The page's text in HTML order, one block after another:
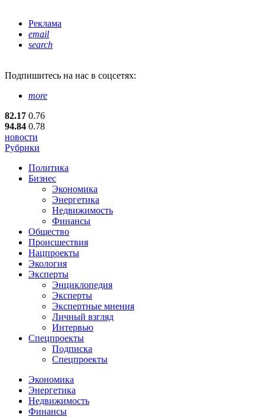
Реклама
email
search
Подпишитесь на нас в соцсетях:
more
82.17 0.76
94.84 0.78
новости
Рубрики
Политика
Бизнес
Экономика
Энергетика
Недвижимость
Финансы
Общество
Происшествия
Нацпроекты
Экология
Эксперты
Энциклопедия
Эксперты
Экспертные мнения
Личный взгляд
Интервью
Спецпроекты
Подписка
Спецпроекты
Экономика
Энергетика
Недвижимость
Финансы